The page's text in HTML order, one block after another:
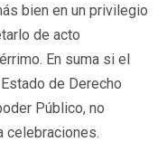
bien en un privilegio
de acto
En suma si el
de Derecho
Público, no
celebraciones.